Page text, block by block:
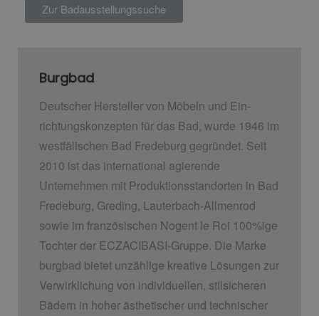
Zur Badausstellungssuche
Burgbad
Deutscher Hersteller von Möbeln und Ein­
richtungskonzepten für das Bad, wurde 1946 im
westfälischen Bad Fredeburg gegründet. Seit
2010 ist das international agierende
Unternehmen mit Produktionsstandorten in Bad
Fredeburg, Greding, Lauterbach-Allmenrod
sowie im französischen Nogent le Roi 100%ige
Tochter der ECZACIBASI­-Gruppe. Die Marke
burgbad bietet unzählige kreative Lösungen zur
Verwirklichung von individuellen, stilsicheren
Bädern in hoher ästhetischer und technischer